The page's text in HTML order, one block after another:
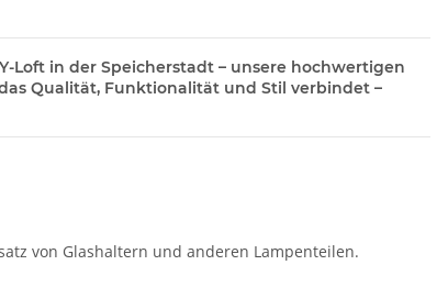
Loft in der Speicherstadt – unsere hochwertigen
Qualität, Funktionalität und Stil verbindet –
von Glashaltern und anderen Lampenteilen.